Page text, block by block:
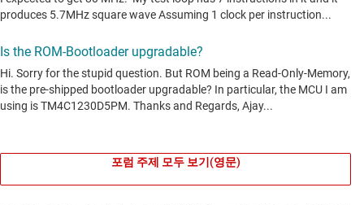
포럼 주제 모두 보기(영문)